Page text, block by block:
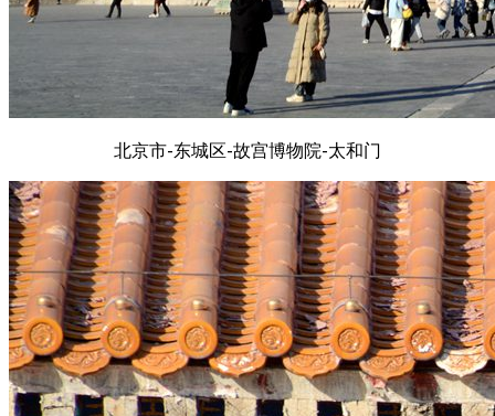
北京市-东城区-故宫博物院-太和门